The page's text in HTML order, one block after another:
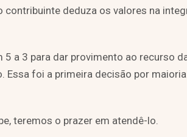
contribuinte deduza os valores na
a 3 para dar provimento ao recurso
Essa foi a primeira decisão por
teremos o prazer em atendê-lo.